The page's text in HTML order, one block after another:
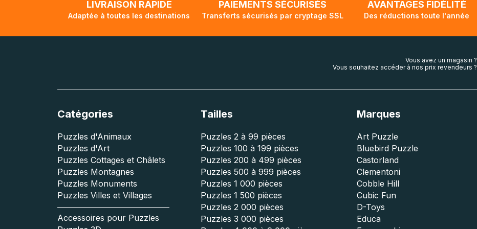
LIVRAISON RAPIDE
Adaptée à toutes les destinations
PAIEMENTS SÉCURISÉS
Transferts sécurisés par cryptage SSL
AVANTAGES FIDÉLITÉ
Des réductions toute l'année
Vous avez un magasin ?
Vous souhaitez accéder à nos prix revendeurs ?
Catégories
Puzzles d'Animaux
Puzzles d'Art
Puzzles Cottages et Châlets
Puzzles Montagnes
Puzzles Monuments
Puzzles Villes et Villages
Accessoires pour Puzzles
Tailles
Puzzles 2 à 99 pièces
Puzzles 100 à 199 pièces
Puzzles 200 à 499 pièces
Puzzles 500 à 999 pièces
Puzzles 1 000 pièces
Puzzles 1 500 pièces
Puzzles 2 000 pièces
Puzzles 3 000 pièces
Marques
Art Puzzle
Bluebird Puzzle
Castorland
Clementoni
Cobble Hill
Cubic Fun
D-Toys
Educa